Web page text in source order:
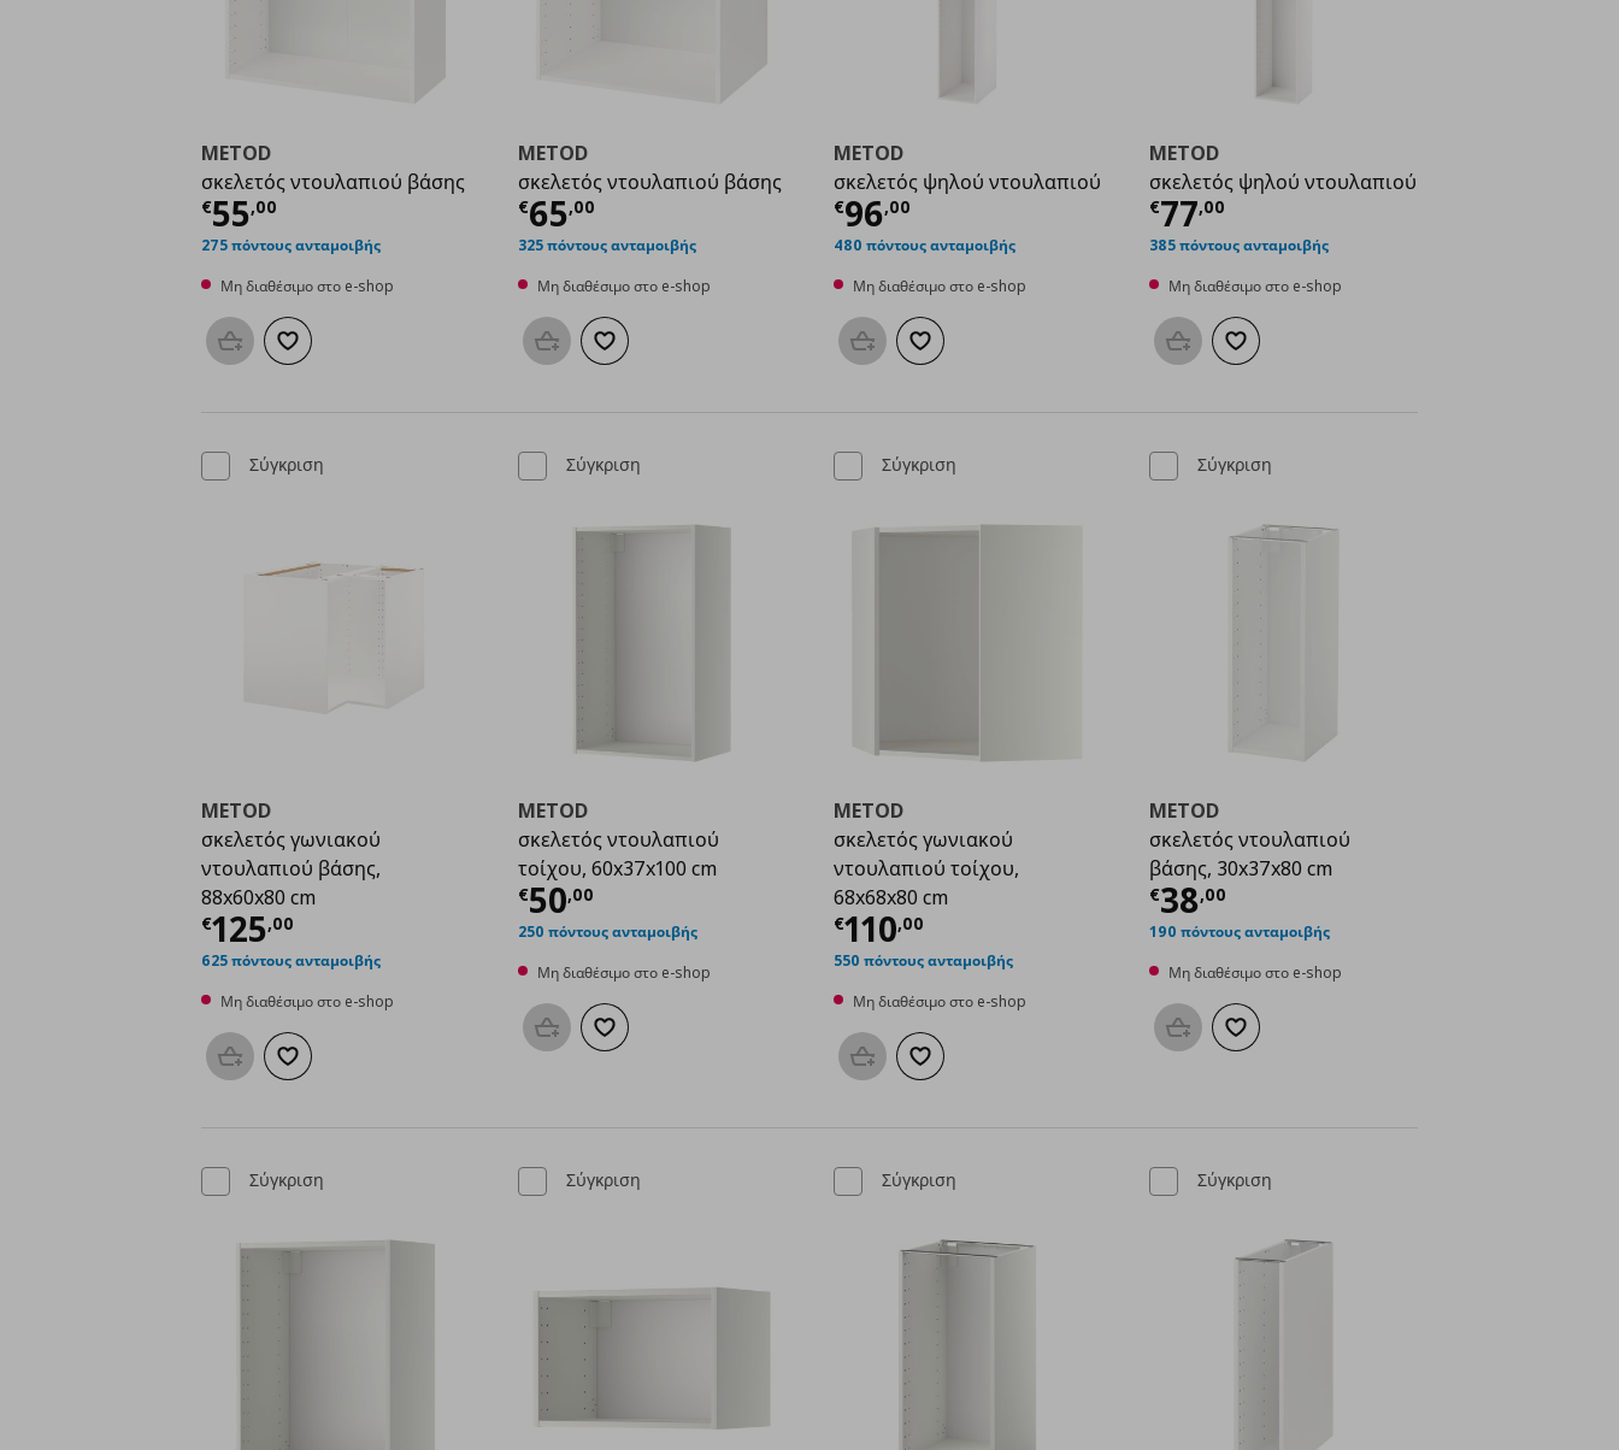
METOD
σκελετός ντουλαπιού βάσης
€55,00
Τρέχουσα τιμή € 55,00
275 πόντους ανταμοιβής
Μη διαθέσιμο στο e-shop
Προσθήκη στο καλάθι
Προσθήκη στα αγαπημένα
METOD
σκελετός ντουλαπιού βάσης
€65,00
Τρέχουσα τιμή € 65,00
325 πόντους ανταμοιβής
Μη διαθέσιμο στο e-shop
Προσθήκη στο καλάθι
Προσθήκη στα αγαπημένα
METOD
σκελετός ψηλού ντουλαπιού
€96,00
Τρέχουσα τιμή € 96,00
480 πόντους ανταμοιβής
Μη διαθέσιμο στο e-shop
Προσθήκη στο καλάθι
Προσθήκη στα αγαπημένα
METOD
σκελετός ψηλού ντουλαπιού
€77,00
Τρέχουσα τιμή
385 πόντους ανταμοιβής
Μη διαθέσιμο στο e-shop
Προσθήκη στο καλάθι
Προσθήκη στα αγαπημένα
Σύγκριση
METOD
σκελετός γωνιακού
ντουλαπιού βάσης,
88x60x80 cm
€125,00
Τρέχουσα τιμή € 125,00
625 πόντους ανταμοιβής
Μη διαθέσιμο στο e-shop
Προσθήκη στο καλάθι
Προσθήκη στα αγαπημένα
Σύγκριση
METOD
σκελετός ντουλαπιού
τοίχου, 60x37x100 cm
€50,00
Τρέχουσα τιμή € 50,00
250 πόντους ανταμοιβής
Μη διαθέσιμο στο e-shop
Προσθήκη στο καλάθι
Προσθήκη στα αγαπημένα
Σύγκριση
METOD
σκελετός γωνιακού
ντουλαπιού τοίχου,
68x68x80 cm
€110,00
Τρέχουσα τιμή € 110,00
550 πόντους ανταμοιβής
Μη διαθέσιμο στο e-shop
Προσθήκη στο καλάθι
Προσθήκη στα αγαπημένα
Σύγκριση
METOD
σκελετός ντουλαπιού
βάσης, 30x37x80 cm
€38,00
Τρέχουσα τιμή
190 πόντους ανταμοιβής
Μη διαθέσιμο στο e-shop
Προσθήκη στο καλάθι
Προσθήκη στα αγαπημένα
Σύγκριση Σύγκριση Σύγκριση Σύγκριση